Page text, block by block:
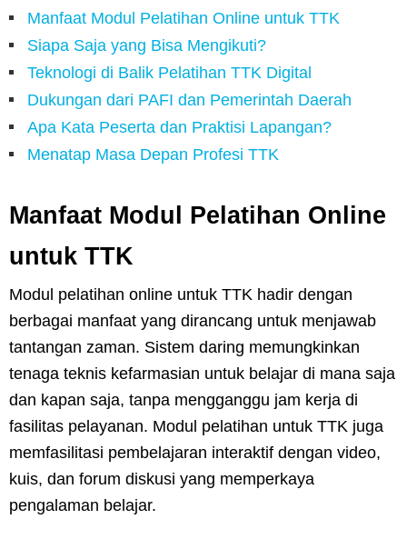
Manfaat Modul Pelatihan Online untuk TTK
Siapa Saja yang Bisa Mengikuti?
Teknologi di Balik Pelatihan TTK Digital
Dukungan dari PAFI dan Pemerintah Daerah
Apa Kata Peserta dan Praktisi Lapangan?
Menatap Masa Depan Profesi TTK
Manfaat Modul Pelatihan Online
untuk TTK
Modul pelatihan online untuk TTK hadir dengan
berbagai manfaat yang dirancang untuk menjawab
tantangan zaman. Sistem daring memungkinkan
tenaga teknis kefarmasian untuk belajar di mana saja
dan kapan saja, tanpa mengganggu jam kerja di
fasilitas pelayanan. Modul pelatihan untuk TTK juga
memfasilitasi pembelajaran interaktif dengan video,
kuis, dan forum diskusi yang memperkaya
pengalaman belajar.